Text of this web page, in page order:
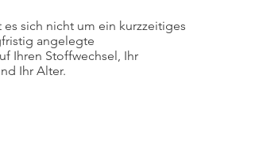
sich nicht um ein kurzzeitiges
angelegte
Ihren Stoffwechsel, Ihr
Ihr Alter.